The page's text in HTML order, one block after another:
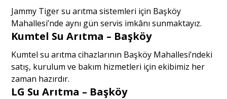
Jammy Tiger su arıtma sistemleri için Başköy
Mahallesi’nde aynı gün servis imkânı sunmaktayız.
Kumtel Su Arıtma – Başköy
Kumtel su arıtma cihazlarının Başköy Mahallesi’ndeki
satış, kurulum ve bakım hizmetleri için ekibimiz her
zaman hazırdır.
LG Su Arıtma – Başköy